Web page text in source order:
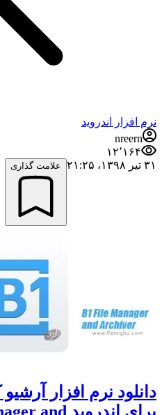
نرم افزار اندروید
nreern
۱۲٬۱۶۴
۳۱ تیر ۱۳۹۸،‏ ۲۱:۲۵
علامت گذاری
دانلود نرم افزار